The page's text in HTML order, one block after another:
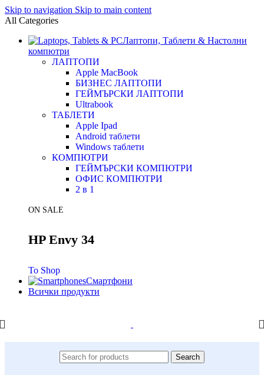
Skip to navigation Skip to main content
All Categories
Лаптопи, Таблети & Настолни
компютри
ЛАПТОПИ
Apple MacBook
БИЗНЕС ЛАПТОПИ
ГЕЙМЪРСКИ ЛАПТОПИ
Ultrabook
ТАБЛЕТИ
Apple Ipad
Android таблети
Windows таблети
КОМПЮТРИ
ГЕЙМЪРСКИ КОМПЮТРИ
ОФИС КОМПЮТРИ
2 в 1
ON SALE
HP Envy 34
To Shop
Смартфони
Всички продукти
Search